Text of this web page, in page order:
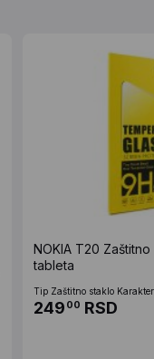
NOKIA T20
tableta
Tip Zaštitno staklo
249 00 RSD